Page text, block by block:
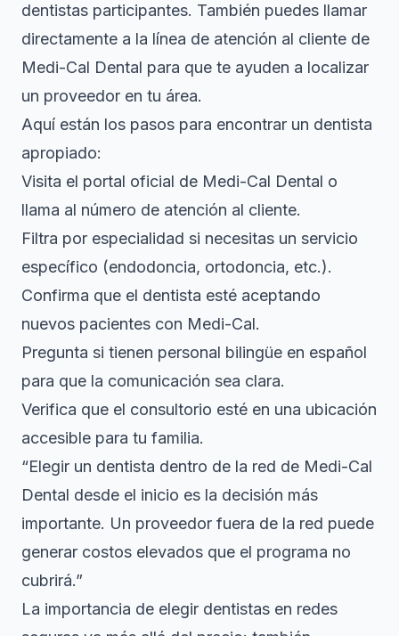
dentistas participantes. También puedes llamar
directamente a la línea de atención al cliente de
Medi-Cal Dental para que te ayuden a localizar
un proveedor en tu área.
Aquí están los pasos para encontrar un dentista
apropiado:
Visita el portal oficial de Medi-Cal Dental o
llama al número de atención al cliente.
Filtra por especialidad si necesitas un servicio
específico (endodoncia, ortodoncia, etc.).
Confirma que el dentista esté aceptando
nuevos pacientes con Medi-Cal.
Pregunta si tienen personal bilingüe en español
para que la comunicación sea clara.
Verifica que el consultorio esté en una ubicación
accesible para tu familia.
“Elegir un dentista dentro de la red de Medi-Cal
Dental desde el inicio es la decisión más
importante. Un proveedor fuera de la red puede
generar costos elevados que el programa no
cubrirá.”
La importancia de elegir dentistas en redes